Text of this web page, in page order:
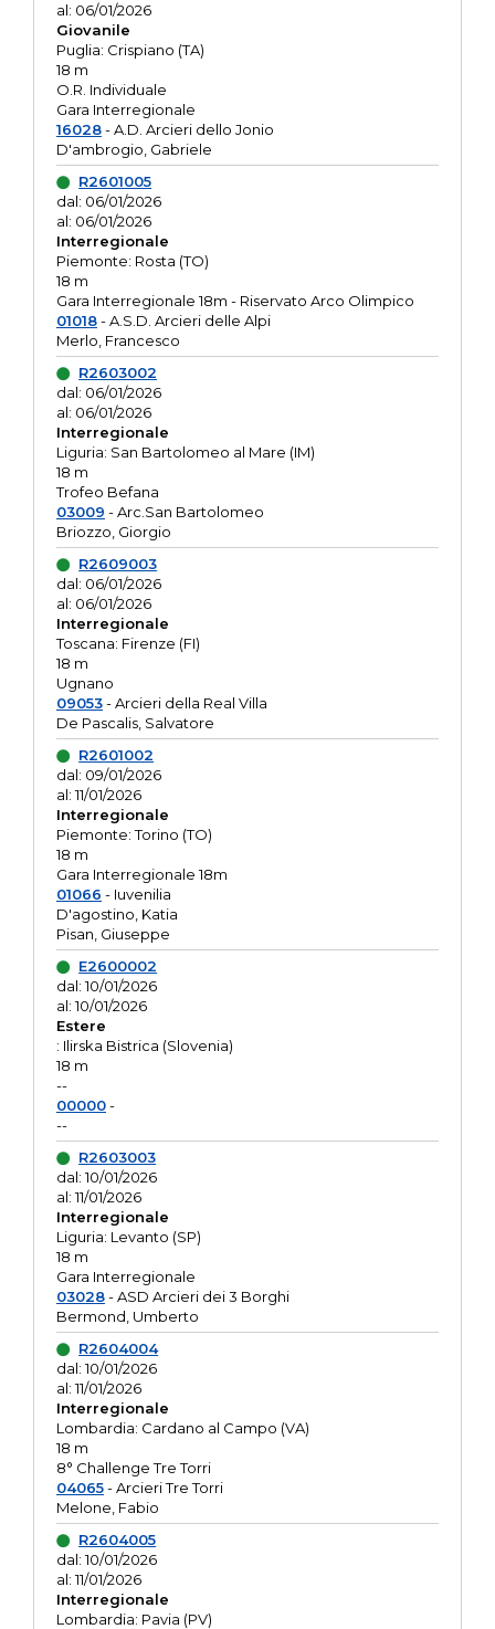
al: 06/01/2026
Giovanile
Puglia: Crispiano (TA)
18 m
O.R. Individuale
Gara Interregionale
16028- A.D. Arcieri dello Jonio
D'ambrogio, Gabriele
R2601005
dal: 06/01/2026
al: 06/01/2026
Interregionale
Piemonte: Rosta (TO)
18 m
Gara Interregionale 18m - Riservato Arco Olimpico
01018- A.S.D. Arcieri delle Alpi
Merlo, Francesco
R2603002
dal: 06/01/2026
al: 06/01/2026
Interregionale
Liguria: San Bartolomeo al Mare (IM)
18 m
Trofeo Befana
03009 - Arc.San Bartolomeo
Briozzo, Giorgio
R2609003
dal: 06/01/2026
al: 06/01/2026
Interregionale
Toscana: Firenze (FI)
18 m
Ugnano
09053- Arcieri della Real Villa
De Pascalis, Salvatore
R2601002
dal: 09/01/2026
al: 11/01/2026
Interregionale
Piemonte: Torino (TO)
18 m
Gara Interregionale 18m
01066 - Iuvenilia
D'agostino, Katia
Pisan, Giuseppe
E2600002
dal: 10/01/2026
al: 10/01/2026
Estere
: Ilirska Bistrica (Slovenia)
18 m
--
00000-
--
R2603003
dal: 10/01/2026
al: 11/01/2026
Interregionale
Liguria: Levanto (SP)
18 m
Gara Interregionale
03028- ASD Arcieri dei 3 Borghi
Bermond, Umberto
R2604004
dal: 10/01/2026
al: 11/01/2026
Interregionale
Lombardia: Cardano al Campo (VA)
18 m
8° Challenge Tre Torri
04065- Arcieri Tre Torri
Melone, Fabio
R2604005
dal: 10/01/2026
al: 11/01/2026
Interregionale
Lombardia: Pavia (PV)